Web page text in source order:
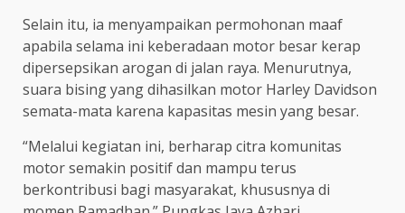
Selain itu, ia menyampaikan permohonan maaf
apabila selama ini keberadaan motor besar kerap
dipersepsikan arogan di jalan raya. Menurutnya,
suara bising yang dihasilkan motor Harley Davidson
semata-mata karena kapasitas mesin yang besar.
“Melalui kegiatan ini, berharap citra komunitas
motor semakin positif dan mampu terus
berkontribusi bagi masyarakat, khususnya di